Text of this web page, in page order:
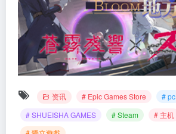
资讯 # Epic Games Store
# pc
# SHUEISHA GAMES
# Steam # 主机